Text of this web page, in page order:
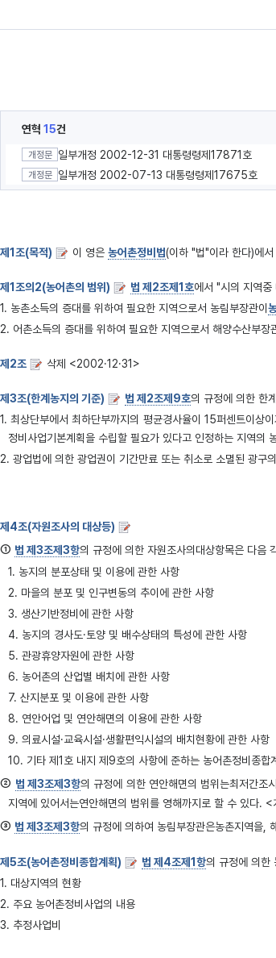
연혁 15건
개정문 일부개정 2002-12-31 대통령령제17871호
개정문 일부개정 2002-07-13 대통령령제17675호
제1조(목적) 이 영은 농어촌정비법(이하 "법"이라 한다)에
제1조의2(농어촌의 범위) 법 제2조제1호에서 "시의 지역중
1. 농촌소득의 증대를 위하여 필요한 지역으로서 농림부장관이
2. 어촌소득의 증대를 위하여 필요한 지역으로서 해양수산부
제2조 삭제 <2002·12·31>
제3조(한계농지의 기준) 법 제2조제9호의 규정에 의한 한
1. 최상단부에서 최하단부까지의 평균경사율이 15퍼센트이상
정비사업기본계획을 수립할 필요가 있다고 인정하는 지역의
2. 광업법에 의한 광업권이 기간만료 또는 취소로 소멸된 광구
제4조(자원조사의 대상등)
① 법 제3조제3항의 규정에 의한 자원조사의대상항목은 다음
1. 농지의 분포상태 및 이용에 관한 사항
2. 마을의 분포 및 인구변동의 추이에 관한 사항
3. 생산기반정비에 관한 사항
4. 농지의 경사도·토양 및 배수상태의 특성에 관한 사항
5. 관광휴양자원에 관한 사항
6. 농어촌의 산업별 배치에 관한 사항
7. 산지분포 및 이용에 관한 사항
8. 연안어업 및 연안해면의 이용에 관한 사항
9. 의료시설·교육시설·생활편익시설의 배치현황에 관한 사항
10. 기타 제1호 내지 제9호의 사항에 준하는 농어촌정비종합
② 법 제3조제3항의 규정에 의한 연안해면의 범위는최저간조
지역에 있어서는연안해면의 범위를 영해까지로 할 수 있다.
③ 법 제3조제3항의 규정에 의하여 농림부장관은농촌지역을,
제5조(농어촌정비종합계획) 법 제4조제1항의 규정에 의한
1. 대상지역의 현황
2. 주요 농어촌정비사업의 내용
3. 추정사업비